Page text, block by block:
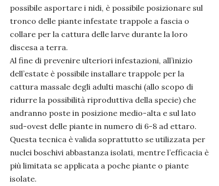
possibile asportare i nidi, è possibile posizionare sul
tronco delle piante infestate trappole a fascia o
collare per la cattura delle larve durante la loro
discesa a terra.
Al fine di prevenire ulteriori infestazioni, all’inizio
dell’estate è possibile installare trappole per la
cattura massale degli adulti maschi (allo scopo di
ridurre la possibilità riproduttiva della specie) che
andranno poste in posizione medio-alta e sul lato
sud-ovest delle piante in numero di 6-8 ad ettaro.
Questa tecnica è valida soprattutto se utilizzata per
nuclei boschivi abbastanza isolati, mentre l’efficacia è
più limitata se applicata a poche piante o piante
isolate.
PRECEDENTE